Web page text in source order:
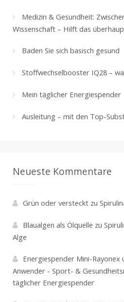
Medizin & Gesundheit:
Wissenschaft – Hilft das
Baden Sie sich basisch gesund
Stoffwechselbooster IQ28 –
Mein täglicher Energiespender
Ausleitung – mit den Top-
Neueste Kommentare
Grün oder verstecktzu
Blaualgen als Ölquelle zu
Alge
Energiespender Mini-
Anwender - Sport- &
täglicher Energiespender